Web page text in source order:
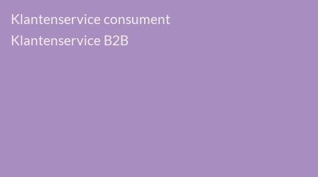
Klantenservice consument
Klantenservice B2B